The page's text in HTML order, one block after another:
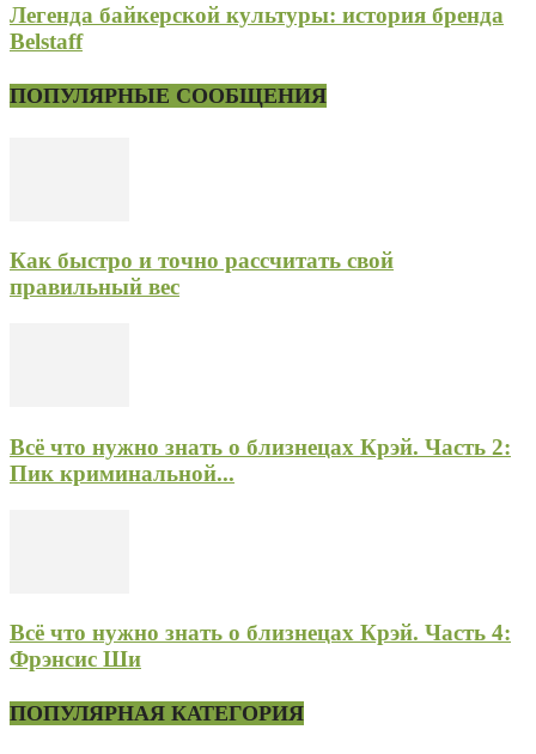
Легенда байкерской культуры: история бренда
Belstaff
ПОПУЛЯРНЫЕ СООБЩЕНИЯ
Как быстро и точно рассчитать свой
правильный вес
Всё что нужно знать о близнецах Крэй. Часть 2:
Пик криминальной...
Всё что нужно знать о близнецах Крэй. Часть 4:
Фрэнсис Ши
ПОПУЛЯРНАЯ КАТЕГОРИЯ